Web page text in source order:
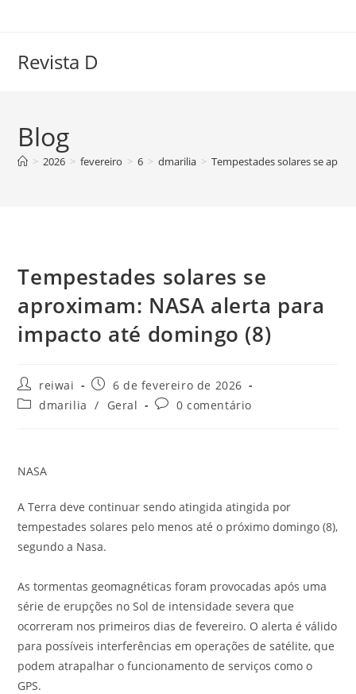
conteúdo
Revista D
Blog
> 2026 > fevereiro > 6 > dmarilia > Tempestades solares se
Tempestades solares se
aproximam: NASA alerta para
impacto até domingo (8)
Autor
do
post:
reiwai
Post
publicado:
6 de fevereiro de 2026
Categoria
dmarilia / Geral
Comentários
0 comentário
NASA
A Terra deve continuar sendo atingida atingida por
tempestades solares pelo menos até o próximo domingo (8),
segundo a Nasa.
As tormentas geomagnéticas foram provocadas após uma
série de erupções no Sol de intensidade severa que
ocorreram nos primeiros dias de fevereiro. O alerta é válido
para possíveis interferências em operações de satélite, que
podem atrapalhar o funcionamento de serviços como o
GPS.